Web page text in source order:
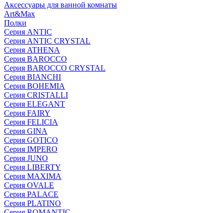
Аксессуары для ванной комнаты
Art&Max
Полки
Серия ANTIC
Серия ANTIC CRYSTAL
Серия ATHENA
Серия BAROCCO
Серия BAROCCO CRYSTAL
Серия BIANCHI
Серия BOHEMIA
Серия CRISTALLI
Серия ELEGANT
Серия FAIRY
Серия FELICIA
Серия GINA
Серия GOTICO
Серия IMPERO
Серия JUNO
Серия LIBERTY
Серия MAXIMA
Серия OVALE
Серия PALACE
Серия PLATINO